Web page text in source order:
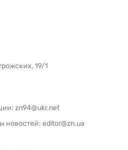
19/1
zn94@ukr.net
новостей: editor@zn.ua